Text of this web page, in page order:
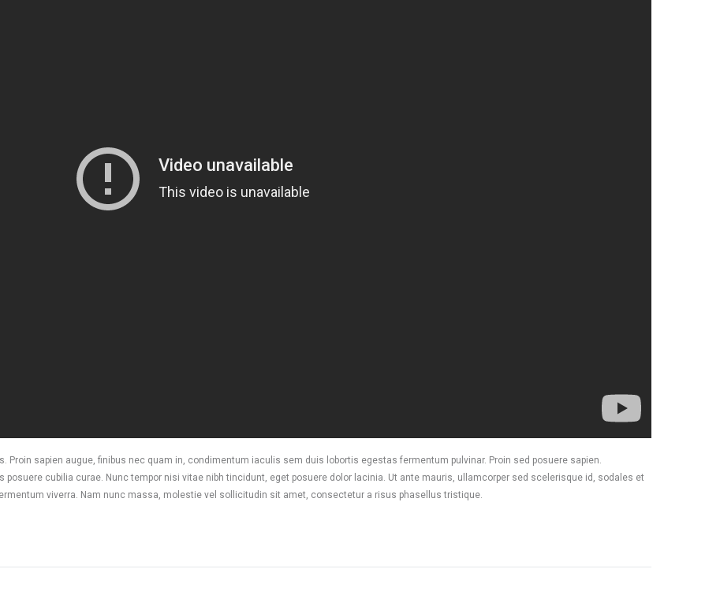
sapien augue, finibus nec quam in, condimentum iaculis sem duis lobortis egestas fermentum pulvinar. Proin sed posuere sapien.
cubilia curae. Nunc tempor nisi vitae nibh tincidunt, eget posuere dolor lacinia. Ut ante mauris, ullamcorper sed scelerisque id, sodales et
viverra. Nam nunc massa, molestie vel sollicitudin sit amet, consectetur a risus phasellus tristique.